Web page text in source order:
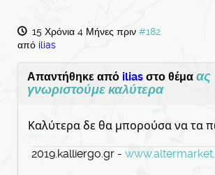
15 Χρόνια 4 Μήνες πριν #182
από ilias
Απαντήθηκε από ilias στο θέμα ας
γνωριστούμε καλύτερα
Καλύτερα δε θα μπορούσα να τα
2019.kalliergo.gr -